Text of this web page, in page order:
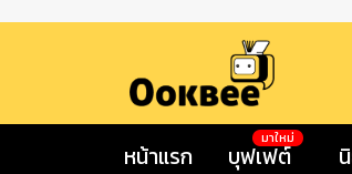
หน้าแรก บุฟเฟต์
มาใหม่